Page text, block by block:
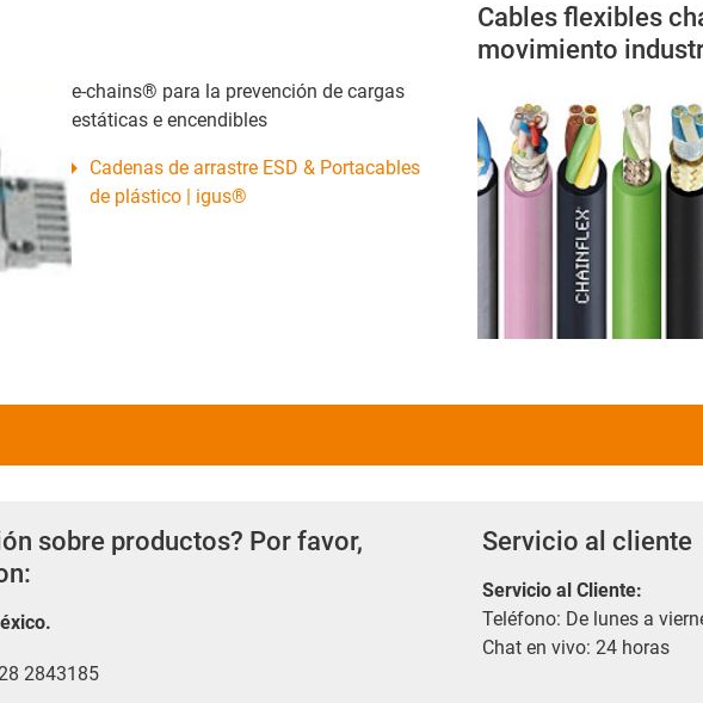
e-chains® para la prevención de cargas
estáticas e encendibles
Cadenas de arrastre ESD & Portacables
de plástico | igus®
Cables flexibles
movimiento
sobre productos? Por favor,
2843185
Servicio al cliente
Servicio al Cliente:
Teléfono: De lunes a
Chat en vivo: 24 horas